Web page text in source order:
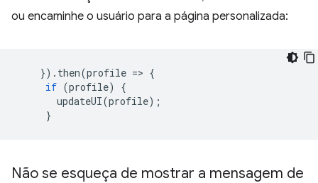
ou encaminhe o usuário para a página personalizada:
}). then(profile => {
if (profile)
{
updateUI(profile);
}
Não se esqueça de mostrar a mensagem de